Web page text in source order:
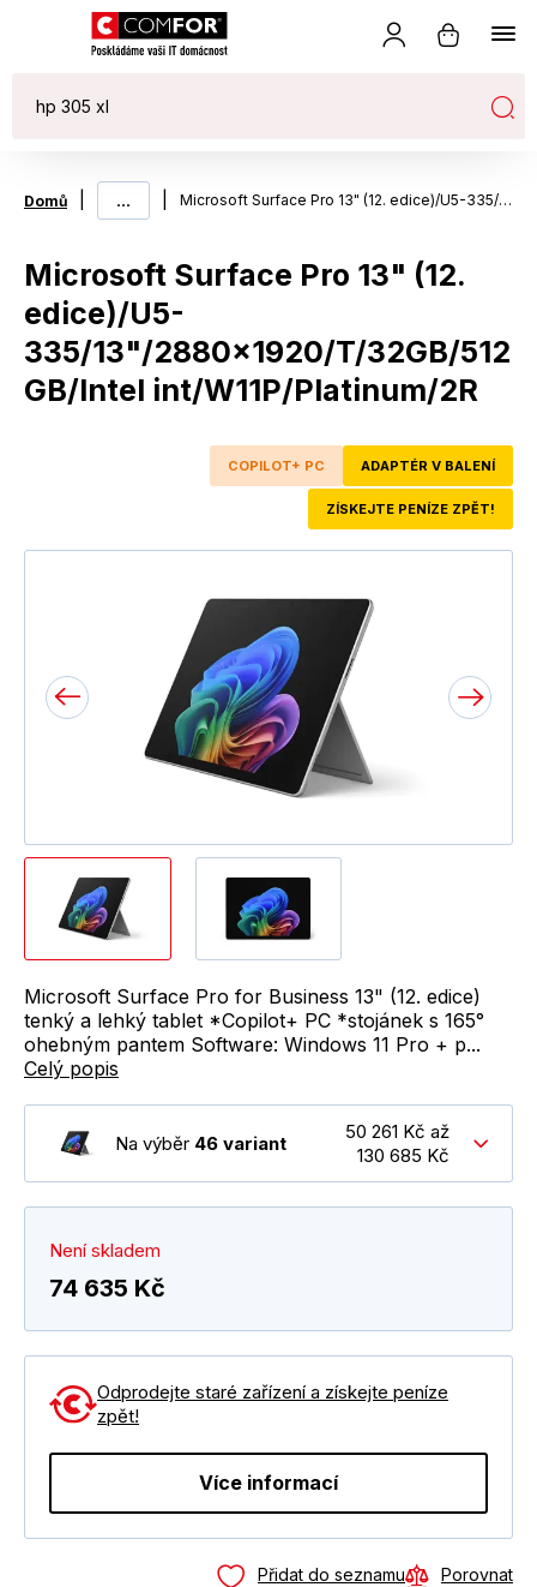
Domů ... Microsoft Surface Pro 13" (12. edice)/U5-335/13"/2880x1920/T/32GB/512GB/Intel int/W11P/Platinum/2R
Microsoft Surface Pro 13" (12.
edice)/U5-
335/13"/2880x1920/T/32GB/512
GB/Intel int/W11P/Platinum/2R
COPILOT+ PC ADAPTÉR V BALENÍ
ZÍSKEJTE PENÍZE ZPĚT!
Microsoft Surface Pro for Business 13" (12. edice)
tenký a lehký tablet *Copilot+ PC *stojánek s 165°
ohebným pantem Software: Windows 11 Pro + p...
Celý popis
Na výběr 46 variant
50 261 Kč až
130 685 Kč
Není skladem
74 635 Kč
Odprodejte staré zařízení a získejte peníze
zpět!
Více informací
Přidat do seznamu Porovnat